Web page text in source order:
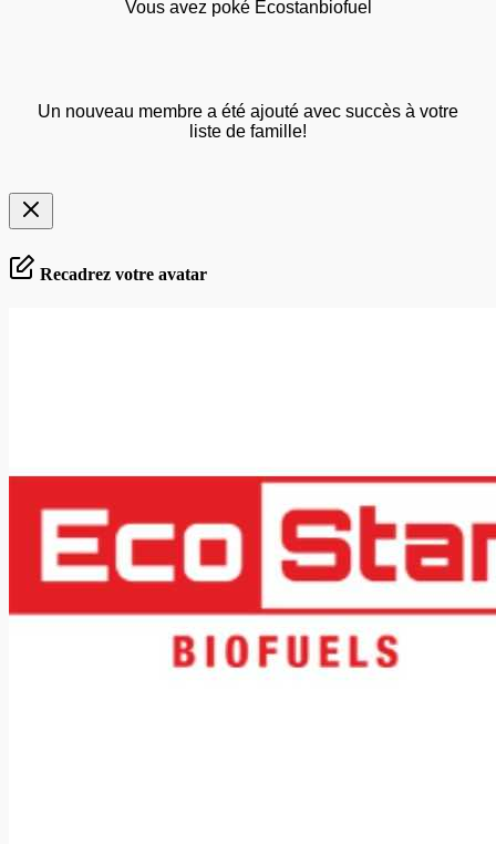
Vous avez poké Ecostanbiofuel
Un nouveau membre a été ajouté avec succès à votre
liste de famille!
Recadrez votre avatar